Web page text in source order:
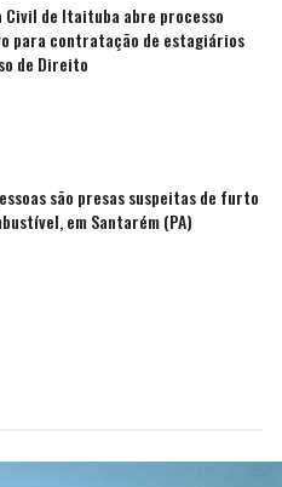
Civil de Itaituba abre processo
para contratação de estagiários
de Direito
são presas suspeitas de furto
em Santarém (PA)